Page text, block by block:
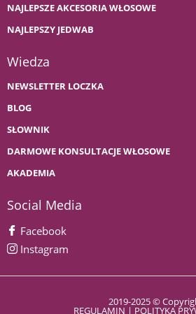
NAJLEPSZE AKCESORIA WŁOSOWE
NAJLEPSZY JEDWAB
Wiedza
NEWSLETTER LOCZKA
BLOG
SŁOWNIK
DARMOWE KONSULTACJE WŁOSOWE
AKADEMIA
Social Media
Facebook
Instagram
2019-2025 ©
REGULAMIN | POLITYKA